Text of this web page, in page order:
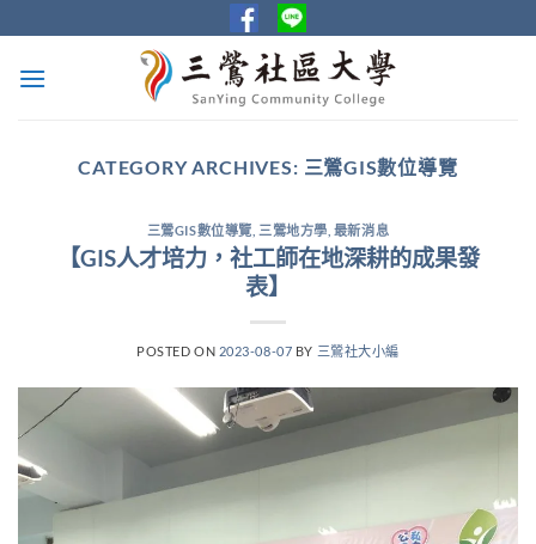
to
content
CATEGORY ARCHIVES: 三鶯GIS數位導覽
三鶯GIS數位導覽 三鶯地方學 最新消息
【GIS人才培力，社工師在地深耕的成果發
表】
POSTED ON 2023-08-07 BY 三鶯社大小編